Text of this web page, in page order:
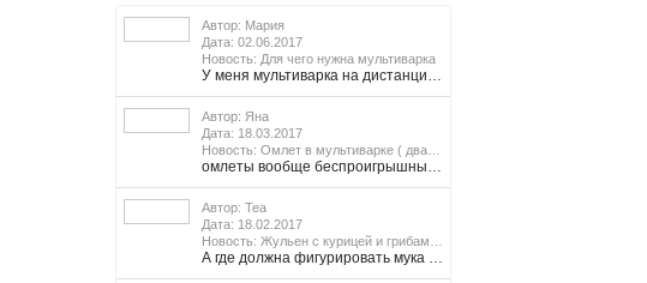
Автор: Мария
Дата: 02.06.2017
Новость: Для чего нужна мультиварка
У меня мультиварка на дистанционном управлении (с телефона могу все происходящее с ней отслеживать). Долго выбирала между фирмами и функциональными особенностями, остановилась на Редмонд (кстати, у других фирм такой функции не встречала вообще). Мне нравится, что можно не стоять над мультиваркой и не следить за готовкой. Мксимум 1 раз подхожу к ней пока еда готовится.
Автор: Яна
Дата: 18.03.2017
омлеты вообще беспроигрышный вариант, часто готовлю но в основном на сковороде которая у меня в комплекте с мультиваркой. пользуюсь Редмонд Мастерфрай и практически как на плите готовлю
Автор: Теа
Дата: 18.02.2017
А где должна фигурировать мука в первом рецепте жульена?